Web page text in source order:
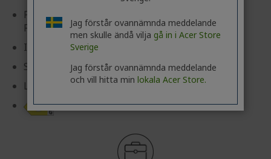
Panelteknologi: IPS (178°x178°) AMD FreeSync™
Premium certifierad, HDR Ready (HDR 10)
Ingångar: 1 xVisningsport, 2 x HDMI
Svarstid: 0,50 ms (GTG, Min.)
Ljusstyrka: 250 cd/m²
Produktinformationsblad
Jag förstår ovannämnda meddelande
men skulle ändå vilja gå in i Acer Store
Sverige
Jag förstår ovannämnda meddelande
och vill hitta min lokala Acer Store.